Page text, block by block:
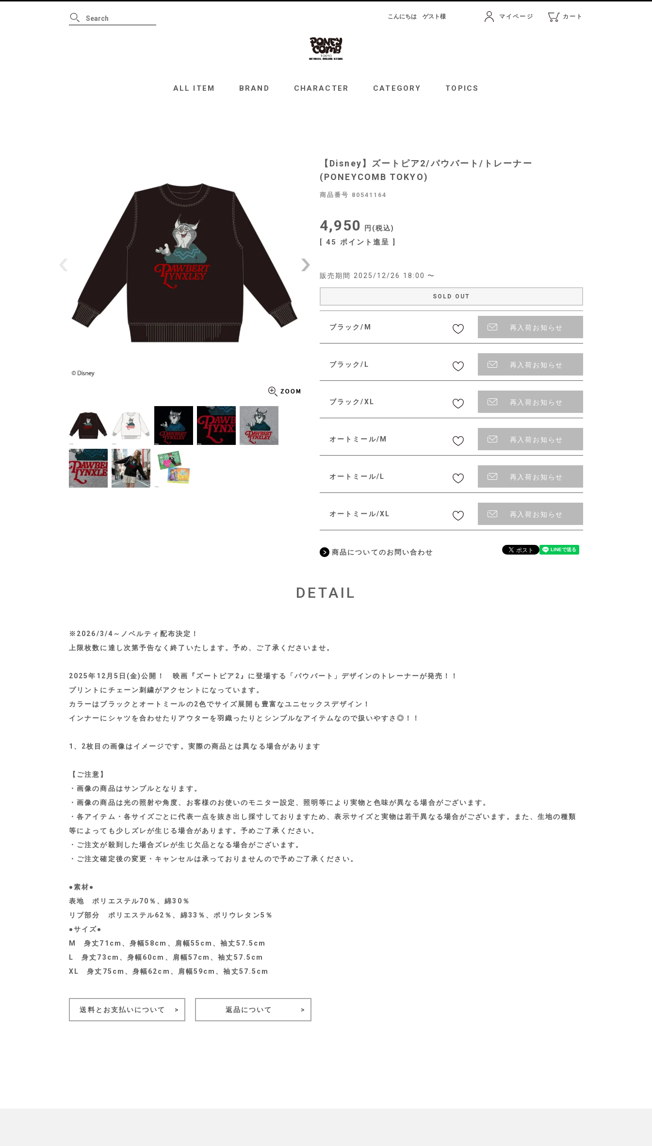
こんにちはゲスト様 マイページ カート
ALL ITEM BRAND CHARACTER CATEGORY TOPICS
ALL ITEM
【Disney】ズートピア2/パウバート/トレーナー
(PONEYCOMB TOKYO)
商品番号 80541164
4,950 税込
[ 45 ポイント進呈 ]
販売期間 2025/12/26 18:00 〜
SOLD OUT
ブラック/M 再入荷お知らせ
ブラック/L 再入荷お知らせ
ブラック/XL 再入荷お知らせ
オートミール/M 再入荷お知らせ
オートミール/L 再入荷お知らせ
オートミール/XL 再入荷お知らせ
商品についてのお問い合わせ
DETAIL
※2026/3/4～ノベルティ配布決定！
上限枚数に達し次第予告なく終了いたします。予め、ご了承くださいませ。
2025年12月5日(金)公開！ 映画『ズートピア2』に登場する「パウバート」デザインのトレーナーが発売！！
プリントにチェーン刺繍がアクセントになっています。
カラーはブラックとオートミールの2色でサイズ展開も豊富なユニセックスデザイン！
インナーにシャツを合わせたりアウターを羽織ったりとシンプルなアイテムなので扱いやすさ◎！！
1、2枚目の画像はイメージです。実際の商品とは異なる場合があります
【ご注意】
・画像の商品はサンプルとなります。
・画像の商品は光の照射や角度、お客様のお使いのモニター設定、照明等により実物と色味が異なる場合がございます。
・各アイテム・各サイズごとに代表一点を抜き出し採寸しておりますため、表示サイズと実物は若干異なる場合がございます。また、生地の種類
等によっても少しズレが生じる場合があります。予めご了承ください。
・ご注文が殺到した場合ズレが生じ欠品となる場合がございます。
・ご注文確定後の変更・キャンセルは承っておりませんので予めご了承ください。
●素材●
表地 ポリエステル70％、綿30％
リブ部分 ポリエステル62％、綿33％、ポリウレタン5％
●サイズ●
M 身丈71cm、身幅58cm、肩幅55cm、袖丈57.5cm
L 身丈73cm、身幅60cm、肩幅57cm、袖丈57.5cm
XL 身丈75cm、身幅62cm、肩幅59cm、袖丈57.5cm
送料とお支払いについて 返品について